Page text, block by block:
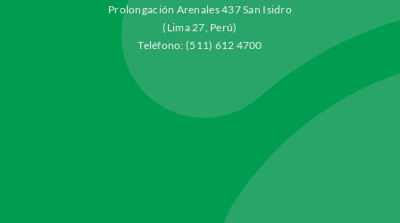
Prolongación Arenales 437 San Isidro
(Lima 27, Perú)
Teléfono: (511) 612 4700